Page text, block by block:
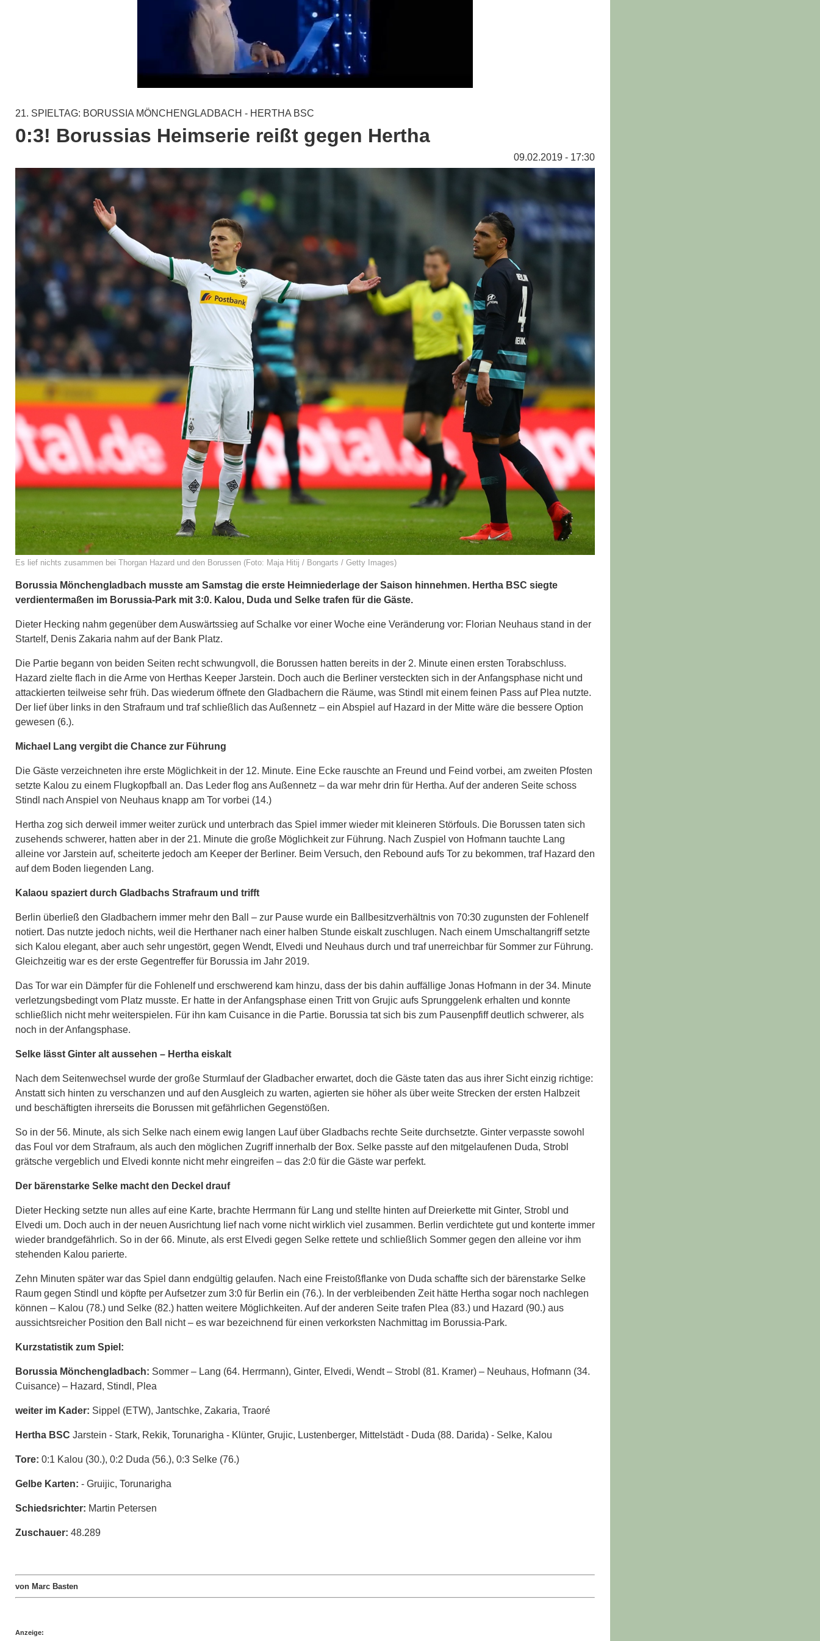
21. SPIELTAG: BORUSSIA MÖNCHENGLADBACH - HERTHA BSC
0:3! Borussias Heimserie reißt gegen Hertha
09.02.2019 - 17:30
Es lief nichts zusammen bei Thorgan Hazard und den Borussen (Foto: Maja Hitij / Bongarts / Getty Images)
Borussia Mönchengladbach musste am Samstag die erste Heimniederlage der Saison hinnehmen. Hertha BSC siegte
verdientermaßen im Borussia-Park mit 3:0. Kalou, Duda und Selke trafen für die Gäste.
Dieter Hecking nahm gegenüber dem Auswärtssieg auf Schalke vor einer Woche eine Veränderung vor: Florian Neuhaus stand in der
Startelf, Denis Zakaria nahm auf der Bank Platz.
Die Partie begann von beiden Seiten recht schwungvoll, die Borussen hatten bereits in der 2. Minute einen ersten Torabschluss.
Hazard zielte flach in die Arme von Herthas Keeper Jarstein. Doch auch die Berliner versteckten sich in der Anfangsphase nicht und
attackierten teilweise sehr früh. Das wiederum öffnete den Gladbachern die Räume, was Stindl mit einem feinen Pass auf Plea nutzte.
Der lief über links in den Strafraum und traf schließlich das Außennetz – ein Abspiel auf Hazard in der Mitte wäre die bessere Option
gewesen (6.).
Michael Lang vergibt die Chance zur Führung
Die Gäste verzeichneten ihre erste Möglichkeit in der 12. Minute. Eine Ecke rauschte an Freund und Feind vorbei, am zweiten Pfosten
setzte Kalou zu einem Flugkopfball an. Das Leder flog ans Außennetz – da war mehr drin für Hertha. Auf der anderen Seite schoss
Stindl nach Anspiel von Neuhaus knapp am Tor vorbei (14.)
Hertha zog sich derweil immer weiter zurück und unterbrach das Spiel immer wieder mit kleineren Störfouls. Die Borussen taten sich
zusehends schwerer, hatten aber in der 21. Minute die große Möglichkeit zur Führung. Nach Zuspiel von Hofmann tauchte Lang
alleine vor Jarstein auf, scheiterte jedoch am Keeper der Berliner. Beim Versuch, den Rebound aufs Tor zu bekommen, traf Hazard den
auf dem Boden liegenden Lang.
Kalaou spaziert durch Gladbachs Strafraum und trifft
Berlin überließ den Gladbachern immer mehr den Ball – zur Pause wurde ein Ballbesitzverhältnis von 70:30 zugunsten der Fohlenelf
notiert. Das nutzte jedoch nichts, weil die Herthaner nach einer halben Stunde eiskalt zuschlugen. Nach einem Umschaltangriff setzte
sich Kalou elegant, aber auch sehr ungestört, gegen Wendt, Elvedi und Neuhaus durch und traf unerreichbar für Sommer zur Führung.
Gleichzeitig war es der erste Gegentreffer für Borussia im Jahr 2019.
Das Tor war ein Dämpfer für die Fohlenelf und erschwerend kam hinzu, dass der bis dahin auffällige Jonas Hofmann in der 34. Minute
verletzungsbedingt vom Platz musste. Er hatte in der Anfangsphase einen Tritt von Grujic aufs Sprunggelenk erhalten und konnte
schließlich nicht mehr weiterspielen. Für ihn kam Cuisance in die Partie. Borussia tat sich bis zum Pausenpfiff deutlich schwerer, als
noch in der Anfangsphase.
Selke lässt Ginter alt aussehen – Hertha eiskalt
Nach dem Seitenwechsel wurde der große Sturmlauf der Gladbacher erwartet, doch die Gäste taten das aus ihrer Sicht einzig richtige:
Anstatt sich hinten zu verschanzen und auf den Ausgleich zu warten, agierten sie höher als über weite Strecken der ersten Halbzeit
und beschäftigten ihrerseits die Borussen mit gefährlichen Gegenstößen.
So in der 56. Minute, als sich Selke nach einem ewig langen Lauf über Gladbachs rechte Seite durchsetzte. Ginter verpasste sowohl
das Foul vor dem Strafraum, als auch den möglichen Zugriff innerhalb der Box. Selke passte auf den mitgelaufenen Duda, Strobl
grätsche vergeblich und Elvedi konnte nicht mehr eingreifen – das 2:0 für die Gäste war perfekt.
Der bärenstarke Selke macht den Deckel drauf
Dieter Hecking setzte nun alles auf eine Karte, brachte Herrmann für Lang und stellte hinten auf Dreierkette mit Ginter, Strobl und
Elvedi um. Doch auch in der neuen Ausrichtung lief nach vorne nicht wirklich viel zusammen. Berlin verdichtete gut und konterte immer
wieder brandgefährlich. So in der 66. Minute, als erst Elvedi gegen Selke rettete und schließlich Sommer gegen den alleine vor ihm
stehenden Kalou parierte.
Zehn Minuten später war das Spiel dann endgültig gelaufen. Nach eine Freistoßflanke von Duda schaffte sich der bärenstarke Selke
Raum gegen Stindl und köpfte per Aufsetzer zum 3:0 für Berlin ein (76.). In der verbleibenden Zeit hätte Hertha sogar noch nachlegen
können – Kalou (78.) und Selke (82.) hatten weitere Möglichkeiten. Auf der anderen Seite trafen Plea (83.) und Hazard (90.) aus
aussichtsreicher Position den Ball nicht – es war bezeichnend für einen verkorksten Nachmittag im Borussia-Park.
Kurzstatistik zum Spiel:
Borussia Mönchengladbach: Sommer – Lang (64. Herrmann), Ginter, Elvedi, Wendt – Strobl (81. Kramer) – Neuhaus, Hofmann (34.
Cuisance) – Hazard, Stindl, Plea
weiter im Kader: Sippel (ETW), Jantschke, Zakaria, Traoré
Hertha BSC Jarstein - Stark, Rekik, Torunarigha - Klünter, Grujic, Lustenberger, Mittelstädt - Duda (88. Darida) - Selke, Kalou
Tore: 0:1 Kalou (30.), 0:2 Duda (56.), 0:3 Selke (76.)
Gelbe Karten: - Gruijic, Torunarigha
Schiedsrichter: Martin Petersen
Zuschauer: 48.289
von Marc Basten
Anzeige: